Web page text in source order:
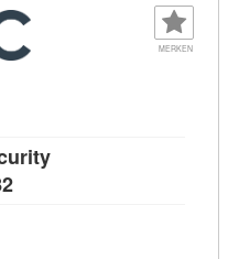
MERKEN
Kursdetail: Check Point